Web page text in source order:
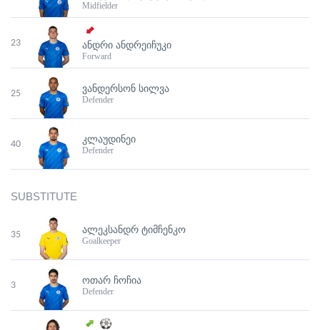
Midfielder
23 ᲐᲜᲓᲠᲘ ᲐᲜᲓᲠᲔᲘᲩᲣᲙᲘ
Forward
25 ᲕᲐᲜᲓᲔᲠᲡᲝᲜ ᲡᲘᲚᲕᲐ
Defender
40 ᲙᲚᲐᲣᲓᲘᲜᲔᲘ
Defender
SUBSTITUTE
35 ᲐᲚᲔᲙᲡᲐᲜᲓᲠ ᲢᲘᲛᲩᲔᲜᲙᲝ
Goalkeeper
3 ᲝᲗᲐᲠ ᲩᲝᲩᲘᲐ
Defender